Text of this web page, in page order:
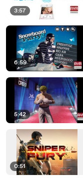
3:57
6:59
5:42
0:51